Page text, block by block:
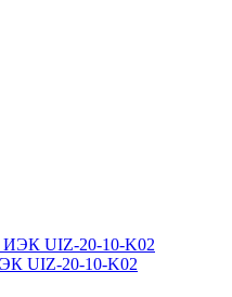
UIZ-20-10-K02